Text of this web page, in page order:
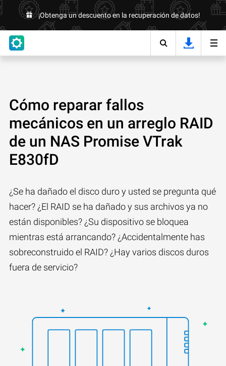
¡Obtenga un descuento en la recuperación de datos!
Cómo reparar fallos
mecánicos en un arreglo RAID
de un NAS Promise VTrak
E830fD
¿Se ha dañado el disco duro y usted se pregunta qué
hacer? ¿El RAID se ha dañado y sus archivos ya no
están disponibles? ¿Su dispositivo se bloquea
mientras está arrancando? ¿Accidentalmente has
sobreconstruido el RAID? ¿Hay varios discos duros
fuera de servicio?